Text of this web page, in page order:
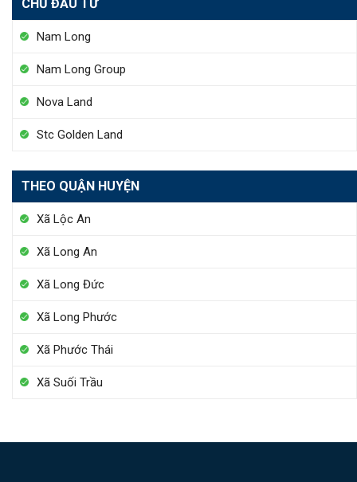
CHỦ ĐẦU TƯ
Nam Long
Nam Long Group
Nova Land
Stc Golden Land
THEO QUẬN HUYỆN
Xã Lộc An
Xã Long An
Xã Long Đức
Xã Long Phước
Xã Phước Thái
Xã Suối Trầu